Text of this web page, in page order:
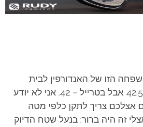
הזו של האנדורפין לבית
סאקוני אני במידה 42.5 אבל בטרייל – 42. אני לא יודע
אצלכם צריך לתקן כלפי מטה
זה היה ברור: בנעל שטח הדיוק